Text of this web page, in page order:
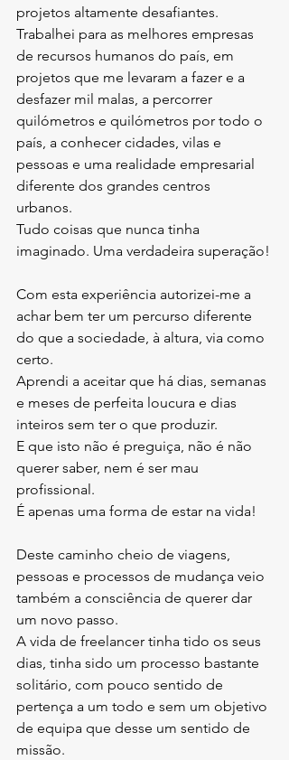
projetos altamente desafiantes.
Trabalhei para as melhores empresas
de recursos humanos do país, em
projetos que me levaram a fazer e a
desfazer mil malas, a percorrer
quilómetros e quilómetros por todo o
país, a conhecer cidades, vilas e
pessoas e uma realidade empresarial
diferente dos grandes centros
urbanos.
Tudo coisas que nunca tinha
imaginado. Uma verdadeira superação!
Com esta experiência autorizei-me a
achar bem ter um percurso diferente
do que a sociedade, à altura, via como
certo.
Aprendi a aceitar que há dias, semanas
e meses de perfeita loucura e dias
inteiros sem ter o que produzir.
E que isto não é preguiça, não é não
querer saber, nem é ser mau
profissional.
É apenas uma forma de estar na vida!
Deste caminho cheio de viagens,
pessoas e processos de mudança veio
também a consciência de querer dar
um novo passo.
A vida de freelancer tinha tido os seus
dias, tinha sido um processo bastante
solitário, com pouco sentido de
pertença a um todo e sem um objetivo
de equipa que desse um sentido de
missão.